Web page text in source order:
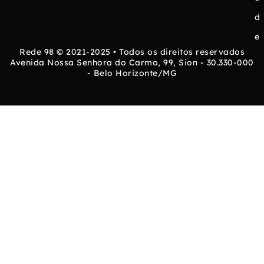
d
e
Rede 98 © 2021-2025 • Todos os direitos reservados
Avenida Nossa Senhora do Carmo, 99, Sion - 30.330-000
- Belo Horizonte/MG